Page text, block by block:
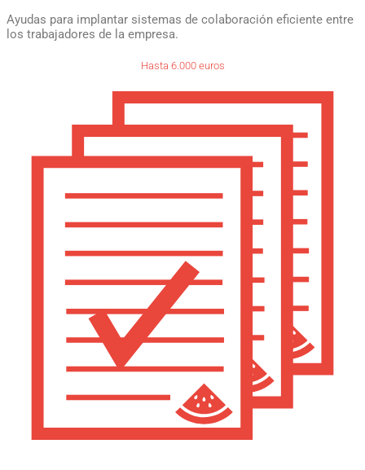
Ayudas para implantar sistemas de colaboración eficiente entre
los trabajadores de la empresa.
Hasta 6.000 euros